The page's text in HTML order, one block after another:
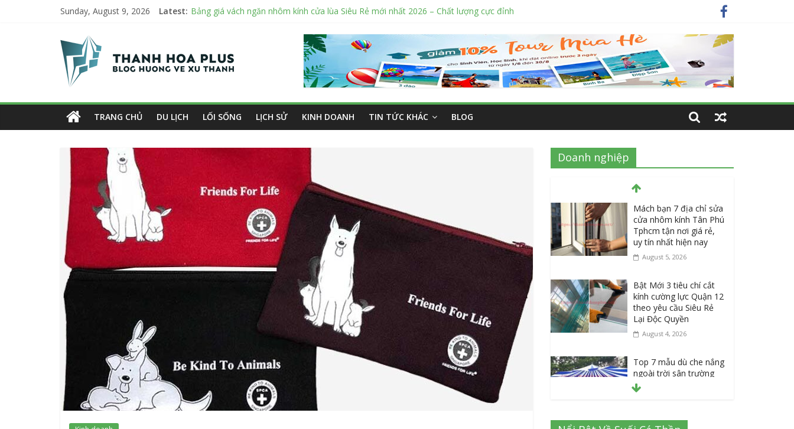
Sunday, August 9, 2026 Latest: Bảng giá vách ngăn nhôm kính cửa lùa Siêu Rẻ mới nhất 2026 – Chất lượng cực đỉnh
Mách bạn 7 địa chỉ sửa cửa nhôm kính Tân Phú Tphcm tận nơi giá rẻ, uy tín nhất hiện nay
Bật Mới 3 tiêu chí cắt kính cường lực Quận 12 theo yêu cầu Siêu Rẻ Lại Độc Quyền
Top 7 mẫu dù che nắng ngoài trời sân trường siêu bền được các trường sử dụng nhiều nhất
Danh sách 8 đại lý bán tập vở học sinh giá sỉ tại Tphcm uy tín được đánh giá High
Thanh
Hoa
Plus
hướng
xứ
Thanh
TRANG CHỦ DU LỊCH LỐI SỐNG LỊCH SỬ KINH DOANH TIN TỨC KHÁC BLOG
Doanh nghiệp
Mách bạn 7 địa chỉ sửa
cửa nhôm kính Tân Phú
Tphcm tận nơi giá rẻ,
uy tín nhất hiện nay
August 5, 2026
Bật Mới 3 tiêu chí cắt
kính cường lực Quận 12
theo yêu cầu Siêu Rẻ
Lại Độc Quyền
August 4, 2026
Top 7 mẫu dù che nắng
ngoài trời sân trường
siêu bền được các
trường sử dụng nhiều
July 20, 2026